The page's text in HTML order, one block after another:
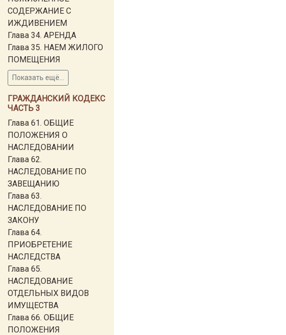
СОДЕРЖАНИЕ С
ИЖДИВЕНИЕМ
Глава 34. АРЕНДА
Глава 35. НАЕМ ЖИЛОГО
ПОМЕЩЕНИЯ
Показать ещё...
ГРАЖДАНСКИЙ КОДЕКС
ЧАСТЬ 3
Глава 61. ОБЩИЕ
ПОЛОЖЕНИЯ О
НАСЛЕДОВАНИИ
Глава 62.
НАСЛЕДОВАНИЕ ПО
ЗАВЕЩАНИЮ
Глава 63.
НАСЛЕДОВАНИЕ ПО
ЗАКОНУ
Глава 64.
ПРИОБРЕТЕНИЕ
НАСЛЕДСТВА
Глава 65.
НАСЛЕДОВАНИЕ
ОТДЕЛЬНЫХ ВИДОВ
ИМУЩЕСТВА
Глава 66. ОБЩИЕ
ПОЛОЖЕНИЯ